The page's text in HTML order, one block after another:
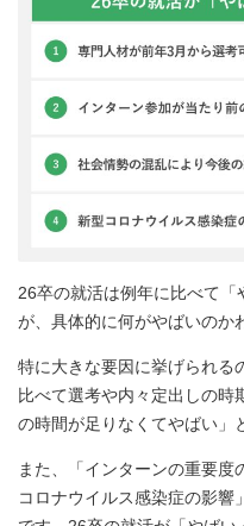
26卒の就活は例年に比べて
が、具体的に何がやばいのか
特に大きな要因に挙げられる
比べて選考や内々定出しの時
の時間が足りなくてやばい」
また、「インターンの重要度
コロナウイルス感染症の影響